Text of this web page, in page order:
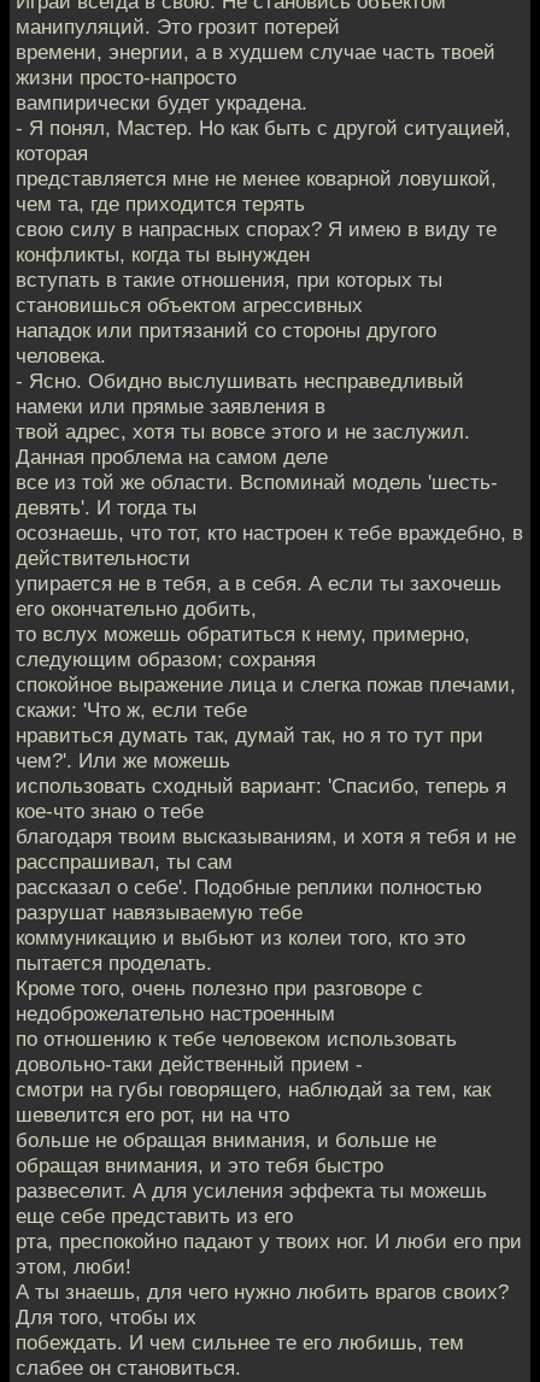
манипуляций. Это грозит потерей
времени, энергии, а в худшем случае часть твоей
жизни просто-напросто
вампирически будет украдена.
- Я понял, Мастер. Но как быть с другой ситуацией,
которая
представляется мне не менее коварной ловушкой,
чем та, где приходится терять
свою силу в напрасных спорах? Я имею в виду те
конфликты, когда ты вынужден
вступать в такие отношения, при которых ты
становишься объектом агрессивных
нападок или притязаний со стороны другого
человека.
- Ясно. Обидно выслушивать несправедливый
намеки или прямые заявления в
твой адрес, хотя ты вовсе этого и не заслужил.
Данная проблема на самом деле
все из той же области. Вспоминай модель 'шесть-
девять'. И тогда ты
осознаешь, что тот, кто настроен к тебе враждебно, в
действительности
упирается не в тебя, а в себя. А если ты захочешь
его окончательно добить,
то вслух можешь обратиться к нему, примерно,
следующим образом; сохраняя
спокойное выражение лица и слегка пожав плечами,
скажи: 'Что ж, если тебе
нравиться думать так, думай так, но я то тут при
чем?'. Или же можешь
использовать сходный вариант: 'Спасибо, теперь я
кое-что знаю о тебе
благодаря твоим высказываниям, и хотя я тебя и не
расспрашивал, ты сам
рассказал о себе'. Подобные реплики полностью
разрушат навязываемую тебе
коммуникацию и выбьют из колеи того, кто это
пытается проделать.
Кроме того, очень полезно при разговоре с
недоброжелательно настроенным
по отношению к тебе человеком использовать
довольно-таки действенный прием -
смотри на губы говорящего, наблюдай за тем, как
шевелится его рот, ни на что
больше не обращая внимания, и больше не
обращая внимания, и это тебя быстро
развеселит. А для усиления эффекта ты можешь
еще себе представить из его
рта, преспокойно падают у твоих ног. И люби его при
этом, люби!
А ты знаешь, для чего нужно любить врагов своих?
Для того, чтобы их
побеждать. И чем сильнее те его любишь, тем
слабее он становиться.